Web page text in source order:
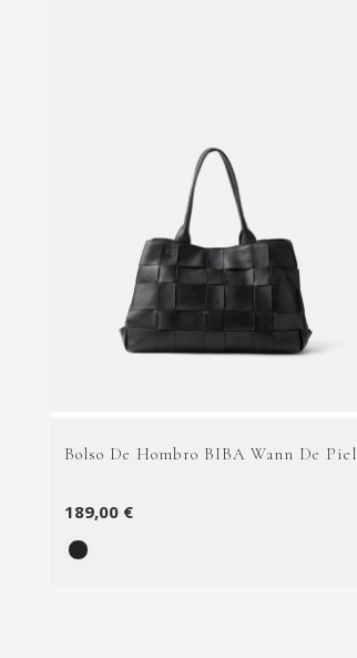
Bolso De Hombro BIBA Wann De Piel
189,00 €